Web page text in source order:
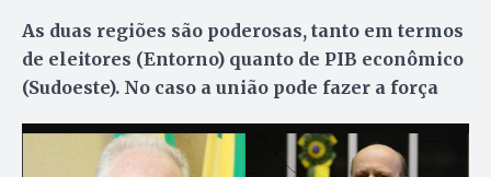
As duas regiões são poderosas, tanto em termos
de eleitores (Entorno) quanto de PIB econômico
(Sudoeste). No caso a união pode fazer a força